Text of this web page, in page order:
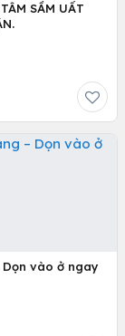
SẦM UẤT
Dọn vào ở ngay